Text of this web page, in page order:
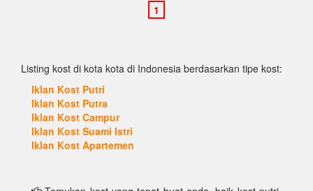
Listing kost di kota kota di Indonesia berdasarkan tipe kost:
Iklan Kost Putri
Iklan Kost Putra
Iklan Kost Campur
Iklan Kost Suami Istri
Iklan Kost Apartemen